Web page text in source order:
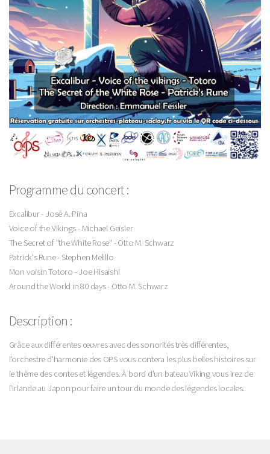
Programme du concert :
Excalibur - José A. Pina
Voice of the Vikings - Michael Geisler
The Secret of "the White Rose" - Otto M. Schwarz
Patrick's Rune - Stephen Melillo
Mon voisin Totoro - Joe Hisaishi
Around the World in 80 days - Otto M. Schwarz
Description :
Grâce aux différentes œuvres avec des sonorités très différentes,
l'orchestre d'harmonie des OPS vous contera les plus belles histoires sur
le thème des contes et légendes. À bord d'un bateau Viking vous irez de
l'Irlande au Japon pour faire un tour du monde des légendes locales.